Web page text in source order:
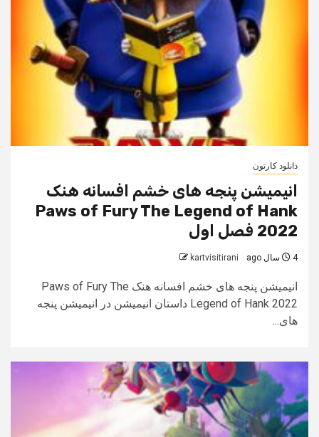
دانلود کارتون
انیمیشن پنجه های خشم افسانه هنک
Paws of Fury The Legend of Hank
2022 فصل اول
4 سال ago kartvisitirani
انیمیشن پنجه های خشم افسانه هنک Paws of Fury The
Legend of Hank 2022 داستان انیمیشن در انیمیشن پنجه
های...